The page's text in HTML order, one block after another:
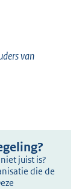
van
juist is?
die de